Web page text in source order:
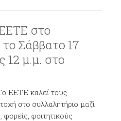
στο
Σάββατο 17
12 μ.μ. στο
ΕΕΤΕ καλεί τους
στο συλλαλητήριο μαζί
φοιτητικούς